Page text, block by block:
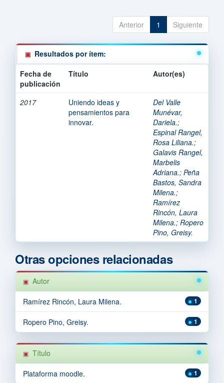
Anterior 1 Siguiente
Resultados por ítem:
Fecha de
publicación
Título Autor(es)
2017
Uniendo ideas y
pensamientos para
innovar.
Del Valle
Munévar,
Dariela.;
Espinal Rangel,
Rosa Liliana.;
Galavis Rangel,
Marbelis
Adriana.; Peña
Bastos, Sandra
Milena.;
Ramírez
Rincón, Laura
Milena.; Ropero
Pino, Greisy.
Otras opciones relacionadas
Autor
1
Ramírez Rincón, Laura Milena.
1
Ropero Pino, Greisy.
Título
1
Plataforma moodle.